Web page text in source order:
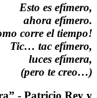
Esto es efímero,
ahora efímero.
corre el tiempo!
Tic… tac efímero,
luces efímera,
(pero te creo…)
- Patricio Rey y